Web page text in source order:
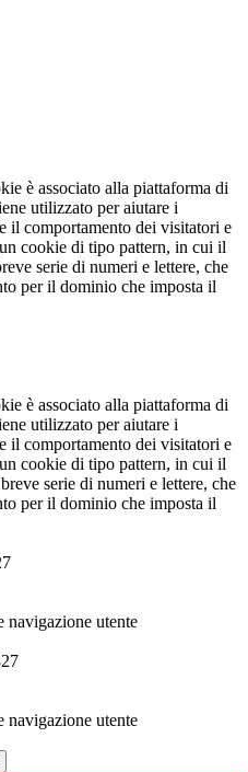
è associato alla piattaforma di
utilizzato per aiutare i
il comportamento dei visitatori e
cookie di tipo pattern, in cui il
serie di numeri e lettere, che
per il dominio che imposta il
è associato alla piattaforma di
utilizzato per aiutare i
il comportamento dei visitatori e
cookie di tipo pattern, in cui il
serie di numeri e lettere, che
per il dominio che imposta il
navigazione utente
navigazione utente